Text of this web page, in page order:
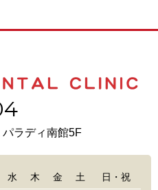
ラディ南館5F
水 木 金 土 日・祝